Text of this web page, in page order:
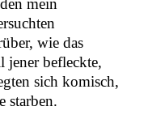
mein
wie das
jener befleckte,
sich komisch,
starben.